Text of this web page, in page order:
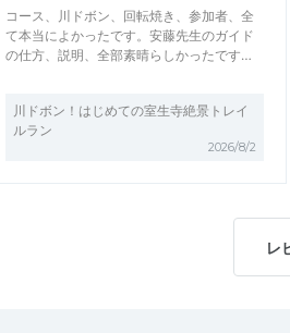
コース、川ドボン、回転焼き、参加者、全
て本当によかったです。安藤先生のガイド
の仕方、説明、全部素晴らしかったです…
川ドボン！はじめての室生寺絶景トレイ
ルラン
2026/8/2
レ